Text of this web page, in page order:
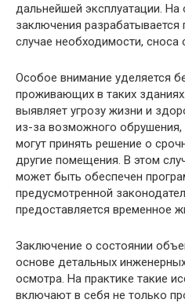
дальнейшей эксплуатации. На
заключения разрабатывается
случае необходимости, сноса
Особое внимание уделяется
проживающих в таких
выявляет угрозу жизни и
из-за возможного
могут принять решение о
другие помещения. В этом
может быть обеспечен
предусмотренной
предоставляется временное
Заключение о состоянии
основе детальных
осмотра. На практике такие
включают в себя не только